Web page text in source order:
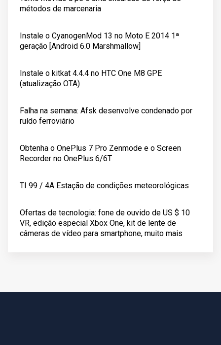
métodos de marcenaria
Instale o CyanogenMod 13 no Moto E 2014 1ª
geração [Android 6.0 Marshmallow]
Instale o kitkat 4.4.4 no HTC One M8 GPE
(atualização OTA)
Falha na semana: Afsk desenvolve condenado por
ruído ferroviário
Obtenha o OnePlus 7 Pro Zenmode e o Screen
Recorder no OnePlus 6/6T
TI 99 / 4A Estação de condições meteorológicas
Ofertas de tecnologia: fone de ouvido de US $ 10
VR, edição especial Xbox One, kit de lente de
câmeras de vídeo para smartphone, muito mais